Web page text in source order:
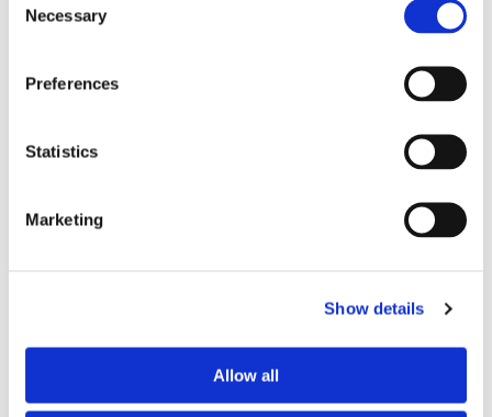
Selection
Necessary
Preferences
Statistics
Marketing
Show details
Allow all
Sirius tar leverans av
nybygge